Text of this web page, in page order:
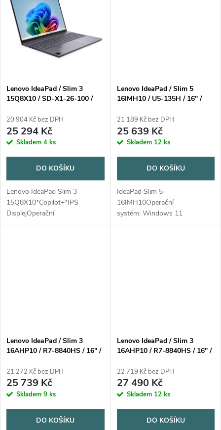
ůů
vláken,...
Lenovo IdeaPad / Slim 3
15Q8X10 / SD-X1-26-100 /
512GB / Adreno / W11H /
Gray / 2R
20 904 Kč bez DPH
25 294 Kč
Skladem 4 ks
DO KOŠÍKU
Lenovo IdeaPad Slim 3
15Q8X10*Copilot+*IPS
DisplejOperační
systém: Windows® 11 Home
Lenovo IdeaPad / Slim 5
16IMH10 / U5-135H / 16" /
Intel int / W11H / Gray / 2R
21 189 Kč bez DPH
25 639 Kč
Skladem 12 ks
DO KOŠÍKU
IdeaPad Slim 5
16IMH10Operační
systém: Windows 11
HomeProcesor: Intel Core Ultra
Lenovo IdeaPad / Slim 3
16AHP10 / R7-8840HS / 16" /
AMD int / W11H / Gray / 2R
21 272 Kč bez DPH
25 739 Kč
Skladem 9 ks
DO KOŠÍKU
Lenovo IdeaPad / Slim 3
16AHP10 / R7-8840HS / 16" /
int / W11H / Gray / 2R
22 719 Kč bez DPH
27 490 Kč
Skladem 12 ks
DO KOŠÍKU